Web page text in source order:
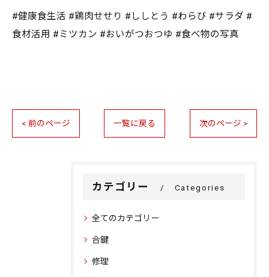
#健康食生活 #鶏肉せせり #ししとう #わらび #サラダ #
食材活用 #ミツカン #おいがつおつゆ #食べ物の写真
< 前のページ 一覧に戻る 次のページ >
カテゴリー Categories
全てのカテゴリー
合鍵
修理